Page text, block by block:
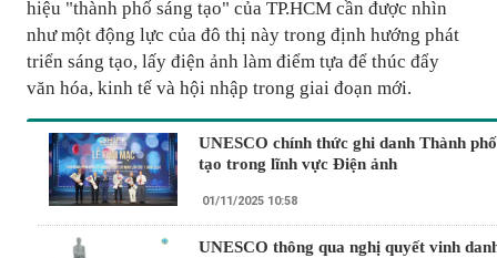
hiệu "thành phố sáng tạo" của TP.HCM cần được nhìn
như một động lực của đô thị này trong định hướng phát
triển sáng tạo, lấy điện ảnh làm điểm tựa để thúc đẩy
văn hóa, kinh tế và hội nhập trong giai đoạn mới.
UNESCO chính thức ghi danh Thành
tạo trong lĩnh vực Điện ảnh
01/11/2025 10:58
UNESCO thông qua nghị quyết vinh